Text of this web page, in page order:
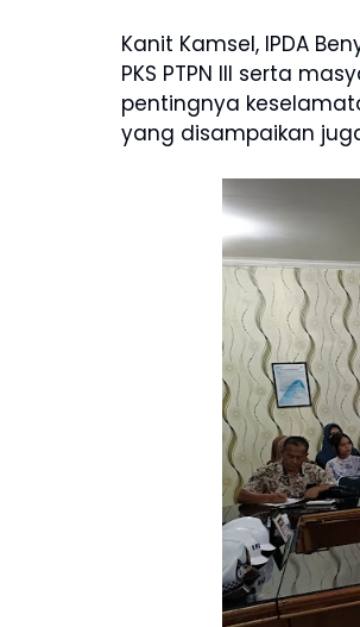
Kanit Kamsel, IPDA
PKS PTPN III serta
pentingnya
yang disampaikan